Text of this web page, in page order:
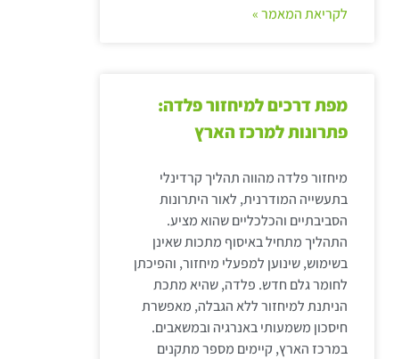
לקריאת המאמר »
מפת דרכים למיחזור פלדה:
פתרונות למרכז הארץ
מיחזור פלדה מהווה תהליך קרדינלי
בתעשייה המודרנית, לאור היתרונות
הסביבתיים והכלכליים שהוא מציע.
התהליך מתחיל באיסוף מתכות שאינן
בשימוש, שינוען למפעלי מיחזור, והפיכתן
לחומר גלם חדש. פלדה, שהיא מתכת
הניתנת למיחזור ללא הגבלה, מאפשרת
חיסכון משמעותי באנרגיה ובמשאבים.
במרכז הארץ, קיימים מספר מתקנים